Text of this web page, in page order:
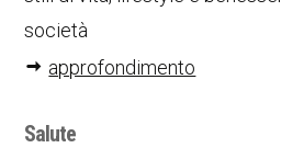
società
approfondimento
Salute